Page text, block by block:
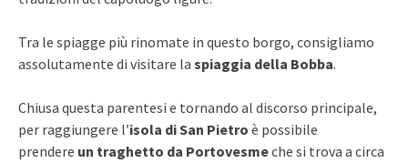
Tra le spiagge più rinomate in questo borgo, consigliamo
assolutamente di visitare la spiaggia della Bobba.
Chiusa questa parentesi e tornando al discorso principale,
per raggiungere l’isola di San Pietro è possibile
prendere un traghetto da Portovesmeche si trova a circa